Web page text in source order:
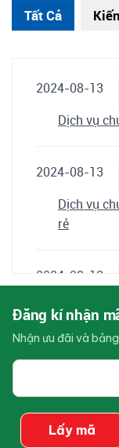
Tất Cả
2024-08-13
Dịch vụ
2024-08-13
Dịch vụ
rẻ
2024-08-13
Dịch vụ
giá rẻ
Dịch vụ
Đăng kí nhận
Nhận ưu đãi và
Email
bạn
Lấy mã